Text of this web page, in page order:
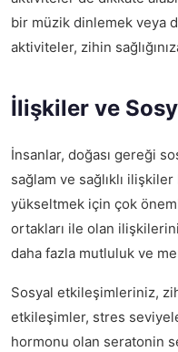
bir müzik dinlemek veya
aktiviteler, zihin
İlişkiler ve
İnsanlar, doğası gereği
sağlam ve sağlıklı
yükseltmek için çok
ortakları ile olan
daha fazla mutluluk ve
Sosyal etkileşimleriniz,
etkileşimler, stres
hormonu olan seratonin